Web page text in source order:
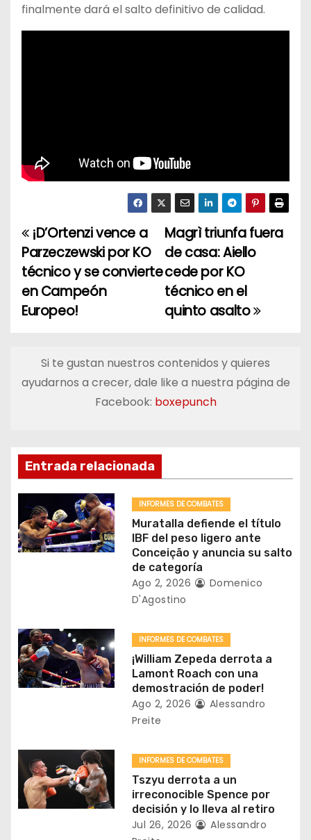
finalmente dará el salto definitivo de calidad.
N
a
v
a
ó
n
d
e
t
r
a
s
Magrì triunfa fuera
de casa: Aiello
cede por KO
técnico en el
quinto asalto
¡D’Ortenzi vence a
Parzeczewski por KO
técnico y se convierte
en Campeón
Europeo!
Si te gustan nuestros contenidos y quieres
ayudarnos a crecer, dale like a nuestra página de
Facebook: boxepunch
Entrada relacionada
INFORMES DE COMBATES
Muratalla defiende el título
IBF del peso ligero ante
Conceição y anuncia su salto
de categoría
Ago 2, 2026
Domenico
D'Agostino
INFORMES DE COMBATES
¡William Zepeda derrota a
Lamont Roach con una
demostración de poder!
Ago 2, 2026
Alessandro
Preite
INFORMES DE COMBATES
Tszyu derrota a un
irreconocible Spence por
decisión y lo lleva al retiro
Jul 26, 2026
Alessandro